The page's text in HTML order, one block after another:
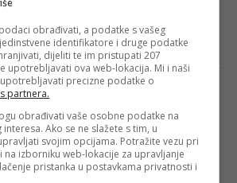
Ljubljani rezultatom 1:3 slavio
Sop·01/08/2024
Pezer i Larisa Cerić sutra
BiH na Olimpijskim igrama
sportska borilišta u Parizu izlaze
olimpijci Larisa
Pezer. Džudo kategorija +78
obrađivati, a podatke s vašeg
identifikatore i druge podatke
dijeliti te im pristupati 207
upotrebljavati ova web-lokacija. Mi i naši
precizne podatke o
partnera.
obrađivati vaše osobne podatke na
Ako se ne slažete s tim, u
svojim opcijama. Potražite vezu pri
na izborniku web-lokacije za upravljanje
pristanka u postavkama privatnosti i